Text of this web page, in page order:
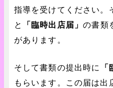
指導を受けてください。
と
「臨時出店届」の書類
があります。
そして書類の提出時に
もらいます。この届は出